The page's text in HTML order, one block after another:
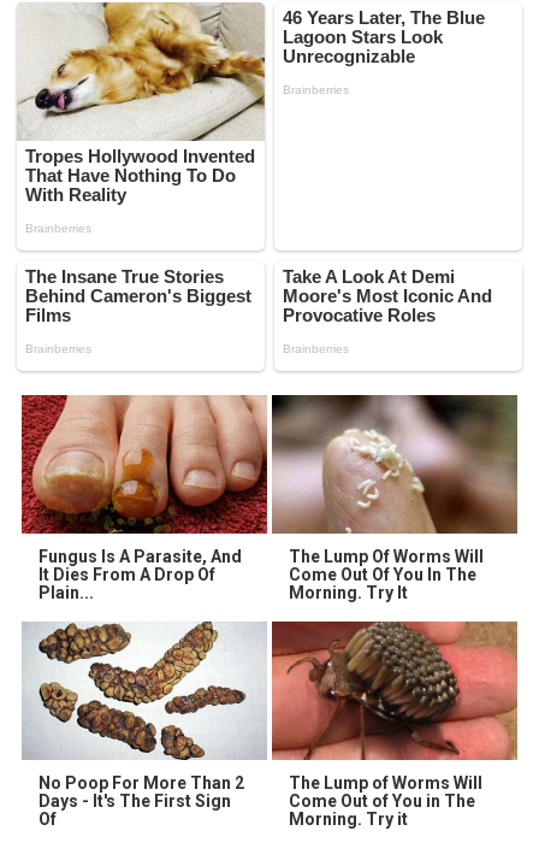
Fungus Is A Parasite, And
It Dies From A Drop Of
Plain...
The Lump Of Worms Will
Come Out Of You In The
Morning. Try It
No Poop For More Than 2
Days - It's The First Sign
Of
The Lump of Worms Will
Come Out of You in The
Morning. Try it